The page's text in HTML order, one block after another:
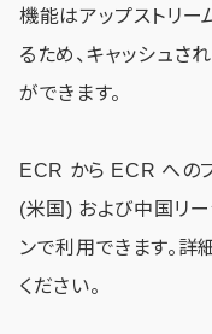
機能はアップストリ
るため、キャッシュさ
ができます。
ECR から ECR​​ への
(米国) および中国リー
ンで利用できます。詳
ください。